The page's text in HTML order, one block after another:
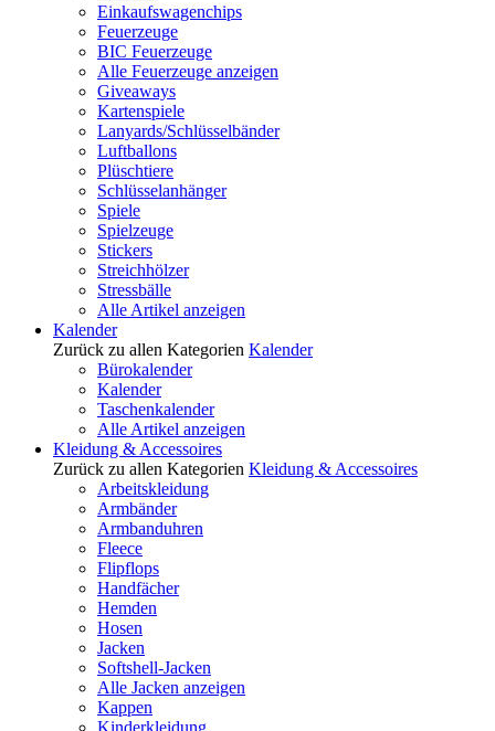
Einkaufswagenchips
Feuerzeuge
BIC Feuerzeuge
Alle Feuerzeuge anzeigen
Giveaways
Kartenspiele
Lanyards/Schlüsselbänder
Luftballons
Plüschtiere
Schlüsselanhänger
Spiele
Spielzeuge
Stickers
Streichhölzer
Stressbälle
Alle Artikel anzeigen
Kalender
Zurück zu allen Kategorien Kalender
Bürokalender
Kalender
Taschenkalender
Alle Artikel anzeigen
Kleidung & Accessoires
Zurück zu allen Kategorien Kleidung & Accessoires
Arbeitskleidung
Armbänder
Armbanduhren
Fleece
Flipflops
Handfächer
Hemden
Hosen
Jacken
Softshell-Jacken
Alle Jacken anzeigen
Kappen
Kinderkleidung